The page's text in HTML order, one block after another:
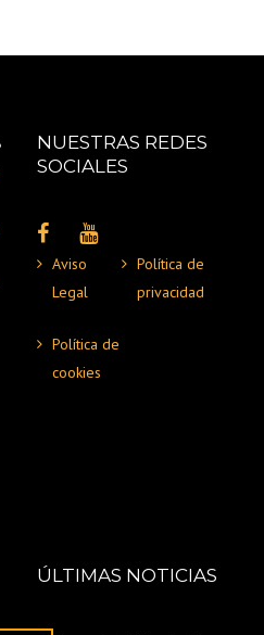
NUESTRAS REDES
SOCIALES
Aviso
Legal
Política de
privacidad
Política de
cookies
ÚLTIMAS NOTICIAS